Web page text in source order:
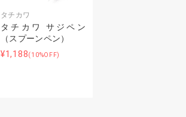
タチカワ
タチカワ サジペン
（スプーンペン）
¥1,188(10%OFF)